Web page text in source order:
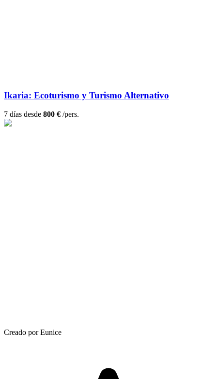
Ikaria: Ecoturismo y Turismo Alternativo
7 días desde 800 € /pers.
Creado por Eunice